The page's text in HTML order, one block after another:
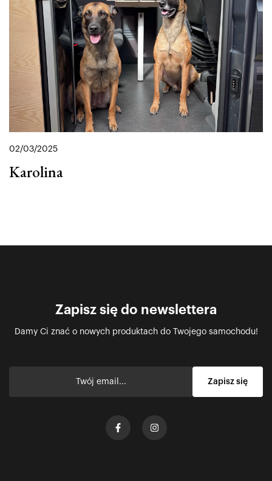
02/03/2025
Karolina
Zapisz się do newslettera
Damy Ci znać o nowych produktach do Twojego samochodu!